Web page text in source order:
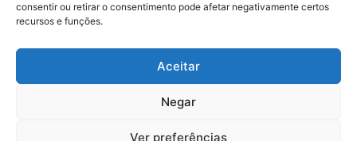
consentir ou retirar o consentimento pode afetar negativamente certos
recursos e funções.
Aceitar
Negar
Ver preferências
SIGA-NOS